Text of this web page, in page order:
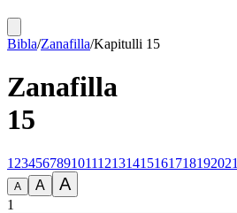
Bibla/Zanafilla/Kapitulli 15
Zanafilla
15
1 23456789101112131415161718192021
A A A
1